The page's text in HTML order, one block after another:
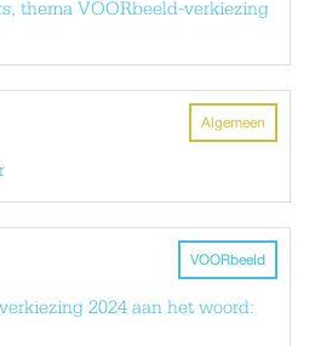
thema VOORbeeld-verkiezing
Algemeen
VOORbeeld
2024 aan het woord: